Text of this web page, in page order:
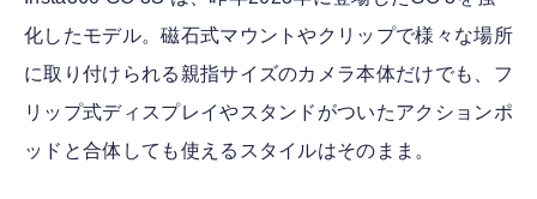
化したモデル。磁石式マウントやクリップで様々な場所
に取り付けられる親指サイズのカメラ本体だけでも、フ
リップ式ディスプレイやスタンドがついたアクションポ
ッドと合体しても使えるスタイルはそのまま。